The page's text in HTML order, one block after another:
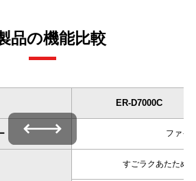
品の機能比較
ER-D7000C
ファイ
すごラクあたため